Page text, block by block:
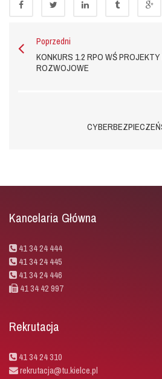
Poprzedni
KONKURS 1.2 RPO WŚ
ROZWOJOWE
Kancelaria Główna
41 34 24 444
41 34 24 445
41 34 24 446
41 34 42 997
Rekrutacja
41 34 24 310
rekrutacja@tu.kielce.pl